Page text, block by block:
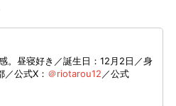
。昼寝好き／誕生日：12月2日／身
公式X： ＠riotarou12 ／公式